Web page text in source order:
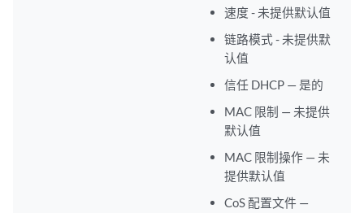
速度 - 未提供默认值
链路模式 - 未提供默
认值
信任 DHCP — 是的
MAC 限制 — 未提供
默认值
MAC 限制操作 — 未
提供默认值
CoS 配置文件 —